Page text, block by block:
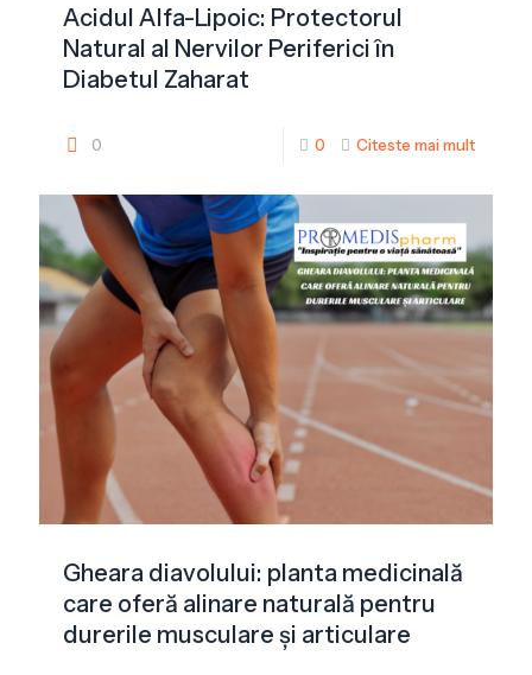
Acidul Alfa-Lipoic: Protectorul
Natural al Nervilor Periferici în
Diabetul Zaharat
0 0 Citeste mai mult
Gheara diavolului: planta medicinală
care oferă alinare naturală pentru
durerile musculare și articulare